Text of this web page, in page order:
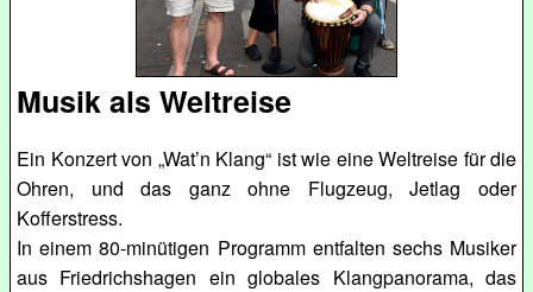
Musik als Weltreise
Ein Konzert von „Wat’n Klang“ ist wie eine Weltreise für die
Ohren, und das ganz ohne Flugzeug, Jetlag oder
Kofferstress.
In einem 80-minütigen Programm entfalten sechs Musiker
aus Friedrichshagen ein globales Klangpanorama, das